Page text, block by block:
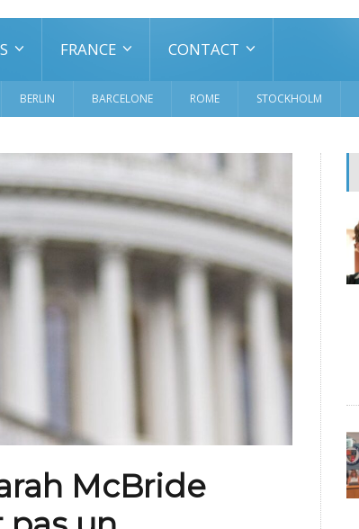
FRANCE CONTACT
BERLIN BARCELONE ROME STOCKHOLM
McBride